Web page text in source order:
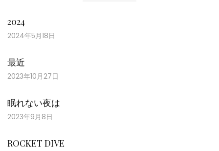
2024
2024年5月18日
最近
2023年10月27日
眠れない夜は
2023年9月8日
ROCKET DIVE